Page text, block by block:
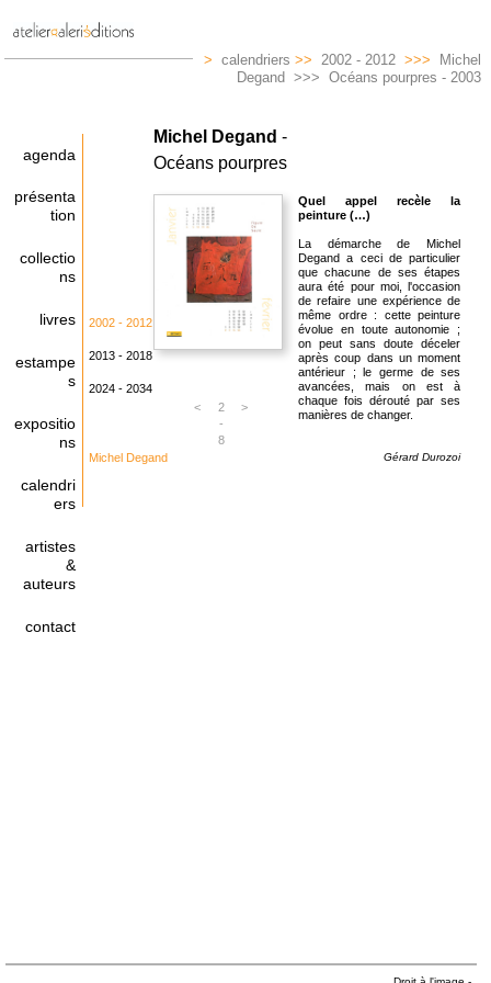
> calendriers >> 2002 - 2012 >>> Michel
Degand >>> Océans pourpres - 2003
agenda
présenta
tion
collectio
ns
livres
estampe
s
expositio
ns
calendri
ers
artistes
&
auteurs
contact
2002 - 2012
2013 - 2018
2024 - 2034
Michel Degand
Michel Degand -
Océans pourpres
<
2
-
8
>
Quel appel recèle la
peinture (…)
La démarche de Michel
Degand a ceci de particulier
que chacune de ses étapes
aura été pour moi, l'occasion
de refaire une expérience de
même ordre : cette peinture
évolue en toute autonomie ;
on peut sans doute déceler
après coup dans un moment
antérieur ; le germe de ses
avancées, mais on est à
chaque fois dérouté par ses
manières de changer.
Gérard Durozoi